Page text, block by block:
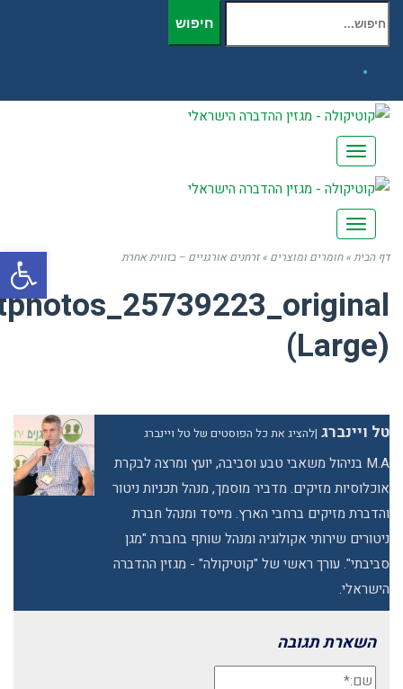
חיפוש עבור: חיפוש
תפריט
תפריט
דף הבית» חומרים ומוצרים » זרחנים אורגניים – בזווית אחרת
(Large)
טל ויינברג |להציג את כל הפוסטים של טל ויינברג
M.A בניהול משאבי טבע וסביבה, יועץ ומרצה לבקרת
אוכלוסיות מזיקים. מדביר מוסמך, מנהל תכניות ניטור
והדברת מזיקים ברחבי הארץ. מייסד ומנהל חברת
ניטורים שירותי אקולוגיה ומנהל שותף בחברת "מגן
סביבתי". עורך ראשי של "קוטיקולה" - מגזין ההדברה
הישראלי.
השארת תגובה
שם:*